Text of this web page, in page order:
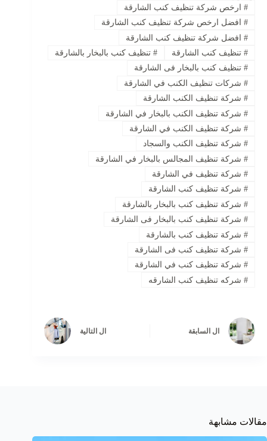
#ارخص شركة تنظيف كنب الشارقة
#افضل ارخص شركة تنظيف كنب الشارقة
#افضل شركة تنظيف كنب الشارقة
#تنظيف كنب الشارقة #تنظيف كنب بالبخار بالشارقة
#تنظيف كنب بالبخار فى الشارقة
#شركات تنظيف الكنب في الشارقة
#شركة تنظيف الكنب الشارقة
#شركة تنظيف الكنب بالبخار في الشارقة
#شركة تنظيف الكنب في الشارقة
#شركة تنظيف الكنب والسجاد
#شركة تنظيف المجالس بالبخار في الشارقة
#شركة تنظيف في الشارقة
#شركة تنظيف كنب الشارقة
#شركة تنظيف كنب بالبخار بالشارقة
#شركة تنظيف كنب بالبخار فى الشارقة
#شركة تنظيف كنب بالشارقة
#شركة تنظيف كنب فى الشارقة
#شركة تنظيف كنب في الشارقة
#شركه تنظيف كنب الشارقه
ال السابقة ال التالية
مقالات مشابهة